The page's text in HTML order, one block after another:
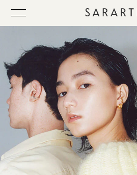
ス
て
コ
ツ
COLLECTION
BEST SELLER
QUICK DELIVERY
SENSITIVITY TRIAL KIT